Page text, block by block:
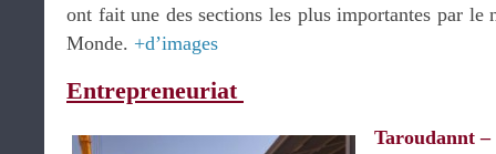
ont fait une des sections les plus importantes par le
Monde. +d’images
Entrepreneuriat
Taroudannt